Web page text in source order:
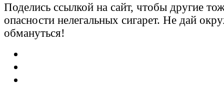
Поделись ссылкой на сайт, чтобы другие
опасности нелегальных сигарет. Не дай
обмануться!